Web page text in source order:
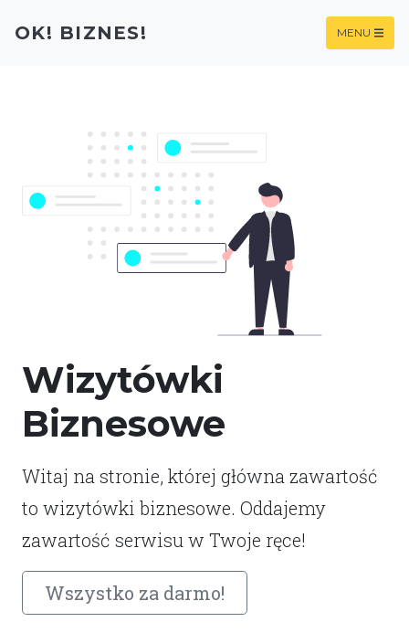
Wizytówki
Biznesowe
Witaj na stronie, której główna zawartość
to wizytówki biznesowe. Oddajemy
zawartość serwisu w Twoje ręce!
Wszystko za darmo!
OK! BIZNES! MENU